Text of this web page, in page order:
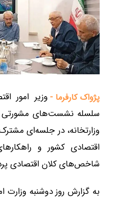
پژواک کارفرما - وزیر امور
سلسله نشست‌های مشورتی
وزارتخانه، در جلسه‌ای
اقتصادی کشور و
شاخص‌های کلان اقتصادی
به گزارش روز دوشنبه وزارت